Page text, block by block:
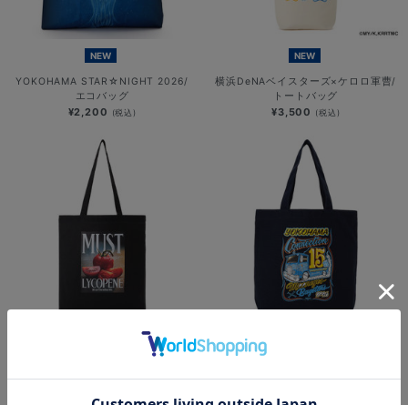
NEW
YOKOHAMA STAR☆NIGHT 2026/
エコバッグ
¥2,200 (税込)
NEW
横浜DeNAベイスターズ×ケロロ軍曹/
トートバッグ
¥3,500 (税込)
ッグ/#22:入江大生
¥3,000 (税込)
×MOONEYES/トートバッグ
¥5,500